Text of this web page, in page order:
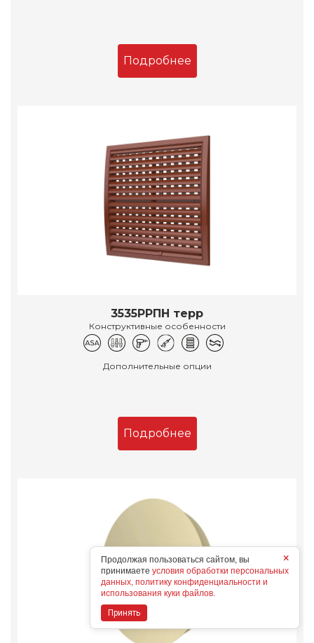
Подробнее
3535РРПН терр
Конструктивные особенности
Дополнительные опции
Подробнее
×
Продолжая пользоваться сайтом, вы
принимаете условия обработки персональных
данных, политику конфиденциальности и
использования куки файлов.
Принять